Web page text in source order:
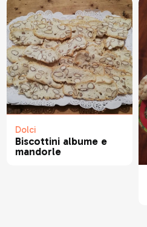
Dolci
Biscottini albume e
mandorle